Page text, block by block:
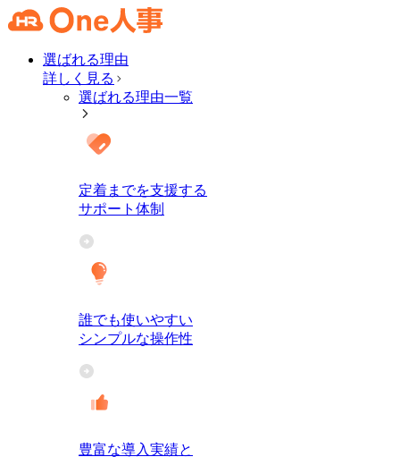
選ばれる理由
詳しく見る
選ばれる理由一覧
定着までを支援する
サポート体制
誰でも使いやすい
シンプルな操作性
豊富な導入実績と